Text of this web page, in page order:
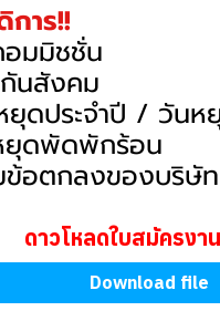
การ!!
อมมิชชั่น
กันสังคม
ยุดประจำปี / วัน
ดพัดพักร้อน
ข้อตกลงของบริษัท
ดาวโหลดใบสมัครงา
Download file